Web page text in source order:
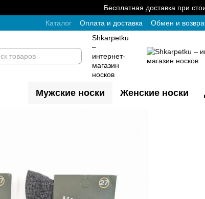
Бесплатная доставка при
Каталог
Оплата и доставка Обмен и
Shkarpetku
–
интернет-
магазин
носков
Мужские носки Женские носки